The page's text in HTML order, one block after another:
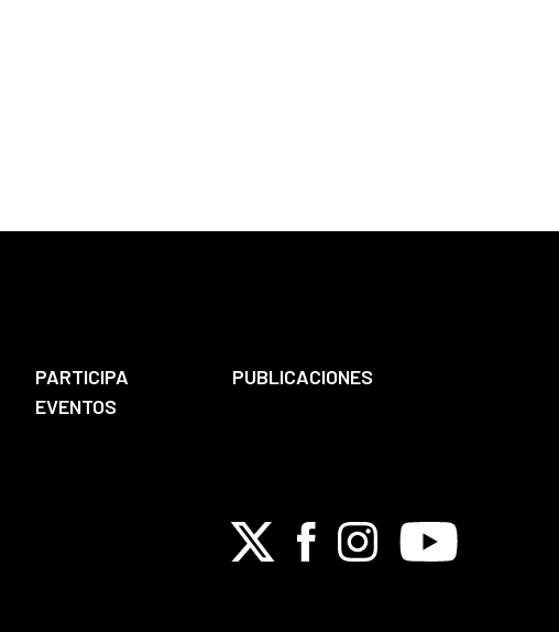
PARTICIPA
PUBLICACIONES
EVENTOS
X FacebookInstagramYoutube